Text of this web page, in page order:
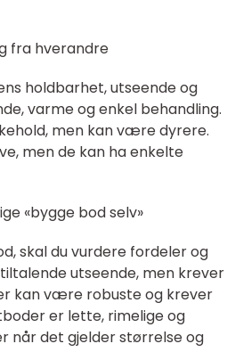
fra hverandre
holdbarhet, utseende og
varme og enkel behandling.
men kan være dyrere.
men de kan ha enkelte
«bygge bod selv»
skal du vurdere fordeler og
utseende, men krever
kan være robuste og krever
er lette, rimelige og
når det gjelder størrelse og